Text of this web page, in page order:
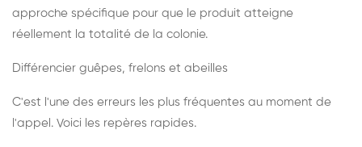
approche spécifique pour que le produit atteigne
réellement la totalité de la colonie.
Différencier guêpes, frelons et abeilles
C'est l'une des erreurs les plus fréquentes au moment de
l'appel. Voici les repères rapides.